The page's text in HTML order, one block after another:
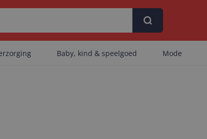
Baby, kind & speelgoed Mode